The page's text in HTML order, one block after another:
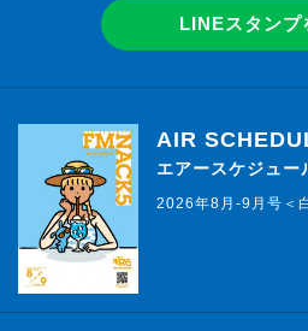
LINEスタンプ
AIR
エアースケジュー
2026年8月-9月号＜